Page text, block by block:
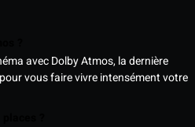
avec Dolby Atmos, la dernière
vous faire vivre intensément votre